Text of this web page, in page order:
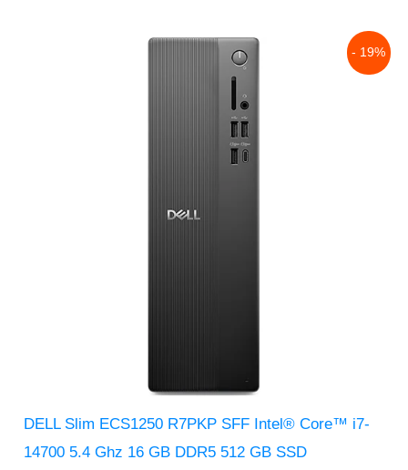
- 19%
DELL Slim ECS1250 R7PKP SFF Intel® Core™ i7-
14700 5.4 Ghz 16 GB DDR5 512 GB SSD
Current
price
$23,968.00.